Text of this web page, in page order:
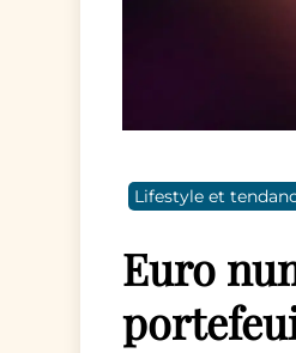
Lifestyle et
Euro